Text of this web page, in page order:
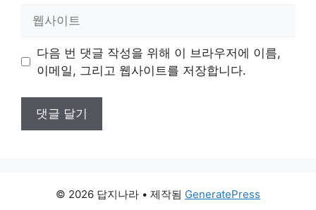
트
다음 번 댓글 작성을 위해 이 브라우저에 이름,
이메일, 그리고 웹사이트를 저장합니다.
© 2026 답지나라 • 제작됨 GeneratePress